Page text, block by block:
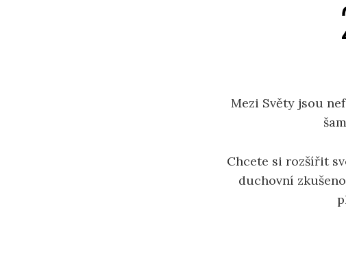
Mezi Světy jsou
Chcete si rozšířit
duchovní